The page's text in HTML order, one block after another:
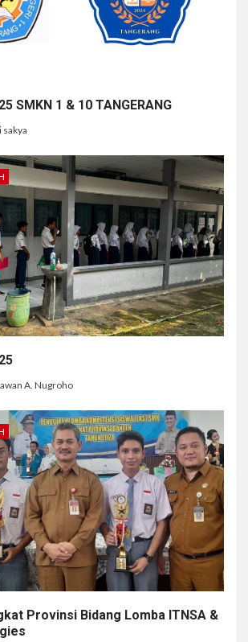
SMKN 1 & 10 TANGERANG
sakya
A. Nugroho
Provinsi Bidang Lomba ITNSA &